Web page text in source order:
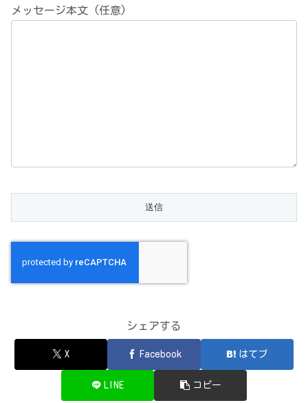
メッセージ本文 (任意)
シェアする
X Facebook はてブ
LINE コピー